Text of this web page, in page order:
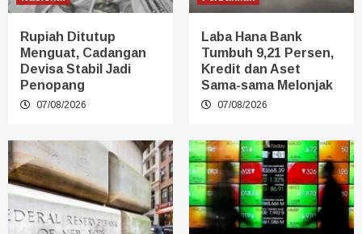
Rupiah Ditutup
Menguat, Cadangan
Devisa Stabil Jadi
Penopang
07/08/2026
Laba Hana Bank
Tumbuh 9,21 Persen,
Kredit dan Aset
Sama-sama Melonjak
07/08/2026